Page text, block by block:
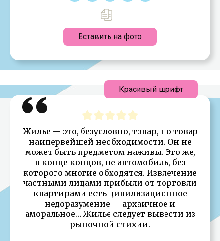
Вставить на фото
Жилье — это, безусловно, товар, но товар
наипервейшей необходимости. Он не
может быть предметом наживы. Это же,
в конце концов, не автомобиль, без
которого многие обходятся. Извлечение
частными лицами прибыли от торговли
квартирами есть цивилизационное
недоразумение — архаичное и
аморальное… Жилье следует вывести из
рыночной стихии.
Красивый шрифт